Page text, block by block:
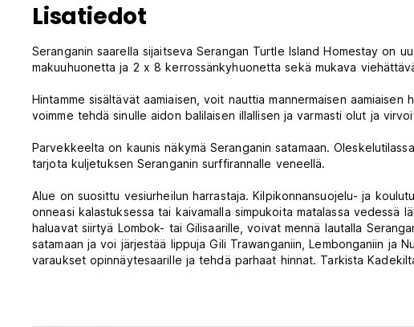
Lisatiedot
Seranganin saarella sijaitseva Serangan Turtle Island Homestay on
makuuhuonetta ja 2 x 8 kerrossänkyhuonetta sekä mukava
Hintamme sisältävät aamiaisen, voit nauttia mannermaisen
voimme tehdä sinulle aidon balilaisen illallisen ja varmasti olut ja
Parvekkeelta on kaunis näkymä Seranganin satamaan.
tarjota kuljetuksen Seranganin surffirannalle veneellä.
Alue on suosittu vesiurheilun harrastaja. Kilpikonnansuojelu- ja
onneasi kalastuksessa tai kaivamalla simpukoita matalassa
haluavat siirtyä Lombok- tai Gilisaarille, voivat mennä lautalla
satamaan ja voi järjestää lippuja Gili Trawanganiin, Lembonganiin ja
varaukset opinnäytesaarille ja tehdä parhaat hinnat. Tarkista